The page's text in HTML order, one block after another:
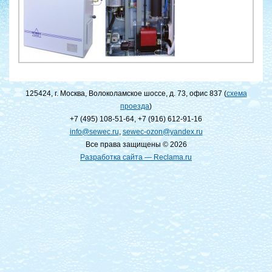
125424, г. Москва, Волоколамское шоссе, д. 73, офис 837 (схема
проезда)
+7 (495) 108-51-64, +7 (916) 612-91-16
info@sewec.ru, sewec-ozon@yandex.ru
Все права защищены © 2026
Разработка сайта — Reclama.ru